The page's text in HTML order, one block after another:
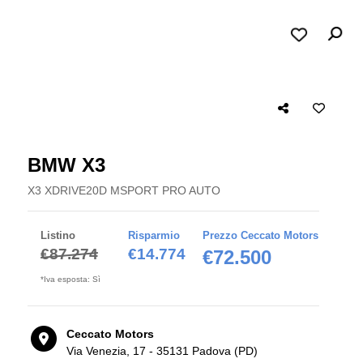
BMW X3
X3 XDRIVE20D MSPORT PRO AUTO
Listino
€87.274
Risparmio
€14.774
Prezzo Ceccato Motors
€72.500
*Iva esposta: Sì
Ceccato Motors
Via Venezia, 17 - 35131 Padova (PD)